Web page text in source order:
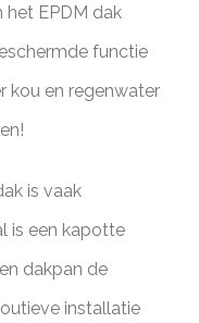
het EPDM dak
functie
kou en regenwater
is vaak
is een kapotte
dakpan de
installatie